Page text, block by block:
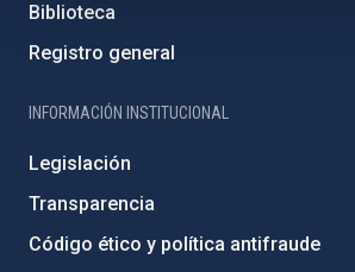
Biblioteca
Registro general
INFORMACIÓN INSTITUCIONAL
Legislación
Transparencia
Código ético y política antifraude